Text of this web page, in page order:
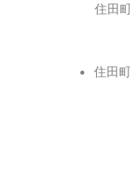
住田
住田